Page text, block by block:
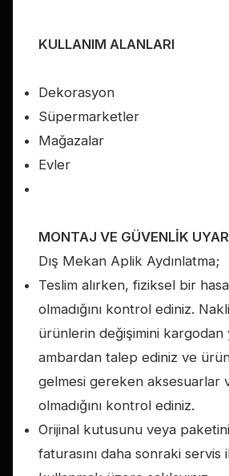
KULLANIM ALANLARI
Dekorasyon
Süpermarketler
Mağazalar
Evler
MONTAJ VE GÜVENLİK
Dış Mekan Aplik Aydınlatma;
Teslim alırken, fiziksel bir
olmadığını kontrol ediniz.
ürünlerin değişimini kargodan
ambardan talep ediniz ve
gelmesi gereken aksesuarlar
olmadığını kontrol ediniz.
Orijinal kutusunu veya
faturasını daha sonraki servis